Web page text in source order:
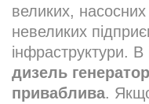
великих, насосних
невеликих
інфраструктури. В
дизель
приваблива. Якщо